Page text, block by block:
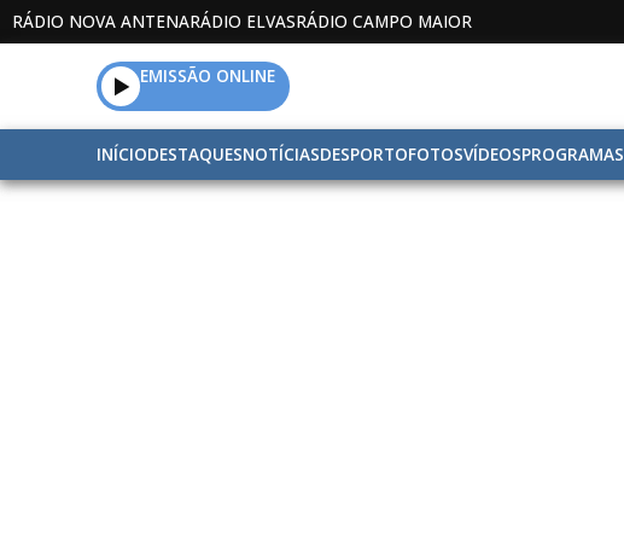
RÁDIO NOVA ANTENARÁDIO ELVASRÁDIO CAMPO MAIOR
EMISSÃO ONLINE
INÍCIODESTAQUESNOTÍCIASDESPORTOFOTOSVÍDEOSPROGRAMAS